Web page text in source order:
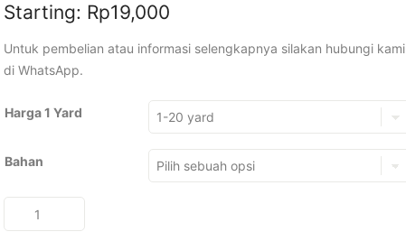
Starting: Rp19,000
Untuk pembelian atau informasi selengkapnya silakan hubungi kami
di WhatsApp.
Harga 1 Yard
Bahan
Charisma